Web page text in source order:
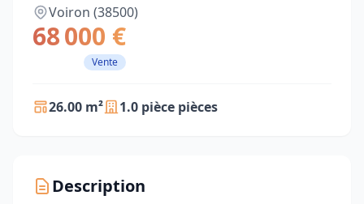
Voiron (38500)
68 000 €
Vente
26.00 m² 1.0 pièce pièces
Description